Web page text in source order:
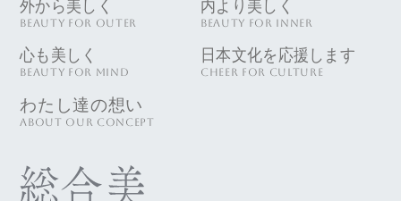
外から美しく
BEAUTY FOR OUTER
内より美しく
BEAUTY FOR INNER
心も美しく
BEAUTY FOR MIND
日本文化を応援します
CHEER FOR CULTURE
わたし達の想い
ABOUT OUR CONCEPT